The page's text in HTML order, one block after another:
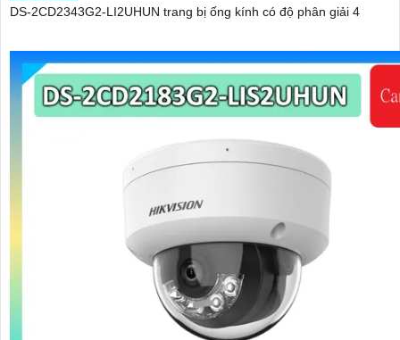
DS-2CD2343G2-LI2UHUN trang bị ống kính có độ phân giải 4